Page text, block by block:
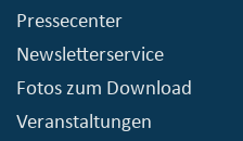
Pressecenter
Newsletterservice
Fotos zum Download
Veranstaltungen